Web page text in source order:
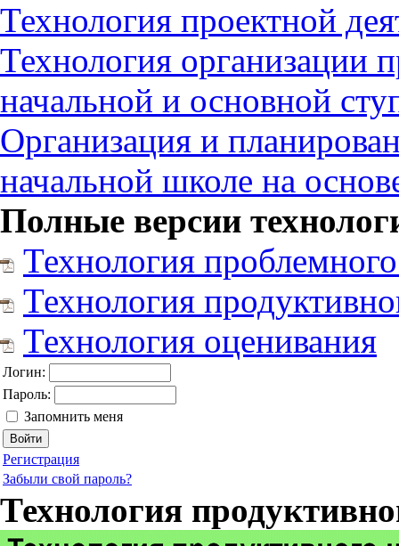
Технология проектной
Технология организации
начальной и основной
Организация и
начальной школе на
Полные версии
Технология
Технология
Технология оценивания
Логин:
Пароль:
Запомнить меня
Регистрация
Забыли свой пароль?
Технология